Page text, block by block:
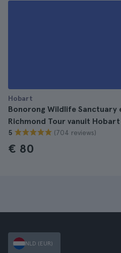
Hobart
Bonorong Wildlife Sanctuary
Richmond Tour vanuit Hobart
5 (704 reviews)
€ 80
NLD (EUR)